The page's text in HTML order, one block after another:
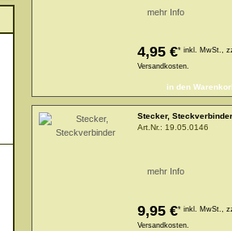
mehr Info
4,95 €* inkl. MwSt.,
Versandkosten.
Stecker, Steckverbinder
Art.Nr.: 19.05.0146
mehr Info
9,95 €* inkl. MwSt.,
Versandkosten.